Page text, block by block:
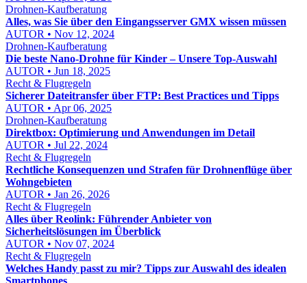
Drohnen-Kaufberatung
Alles, was Sie über den Eingangsserver GMX wissen müssen
AUTOR • Nov 12, 2024
Drohnen-Kaufberatung
Die beste Nano-Drohne für Kinder – Unsere Top-Auswahl
AUTOR • Jun 18, 2025
Recht & Flugregeln
Sicherer Dateitransfer über FTP: Best Practices und Tipps
AUTOR • Apr 06, 2025
Drohnen-Kaufberatung
Direktbox: Optimierung und Anwendungen im Detail
AUTOR • Jul 22, 2024
Recht & Flugregeln
Rechtliche Konsequenzen und Strafen für Drohnenflüge über
Wohngebieten
AUTOR • Jan 26, 2026
Recht & Flugregeln
Alles über Reolink: Führender Anbieter von
Sicherheitslösungen im Überblick
AUTOR • Nov 07, 2024
Recht & Flugregeln
Welches Handy passt zu mir? Tipps zur Auswahl des idealen
Smartphones